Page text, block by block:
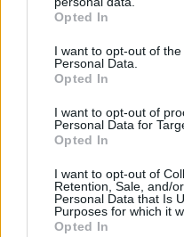
grant or deny consent to
use your data for below
consent section.
Opted In
I want to opt-out of
Personal Data.
Opted In
I want to opt-out of
Personal Data for
Opted In
I want to opt-out of
Retention, Sale, and/
Personal Data that Is
Purposes for which it
Opted In
Στο βωμό του κέρδους
υποχρέωσαν
εμβολιαστούν και να
ιδέα ότι ένα από αυτά
ΑΠΑΝΤΗΣΗ
Σημαιοφόρος
25.08.2022, 15:01
Εγώ γιατί είμαι στο
υποχρέωσε κανένας
υγειονομικούς,
εμβολιασμός